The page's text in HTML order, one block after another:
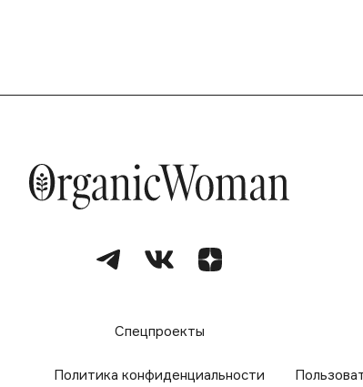
Спецпроекты
Политика конфиденциальности